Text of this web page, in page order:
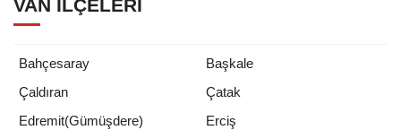
VAN İLÇELERI
Bahçesaray
Başkale
Çaldıran
Çatak
Edremit(Gümüşdere)
Erciş